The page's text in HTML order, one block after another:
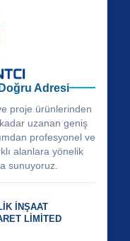
Adresi
proje ürünlerinden
uzanan geniş
profesyonel ve
alanlara yönelik
sunuyoruz.
İNŞAAT
LİMİTED